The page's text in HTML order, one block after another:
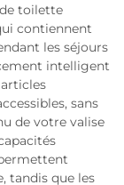
toilette
contiennent
les séjours
intelligent
sans
de votre valise
tandis que les